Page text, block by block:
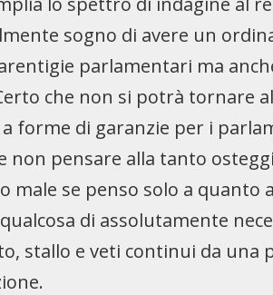
sogno di avere un
parlamentari ma
che non si potrà tornare
forme di garanzie per i
pensare alla tanto
se penso solo a quanto
di assolutamente
stallo e veti continui da una